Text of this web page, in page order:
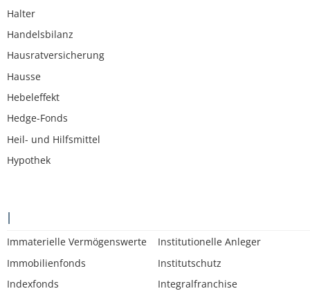
Halter
Handelsbilanz
Hausratversicherung
Hausse
Hebeleffekt
Hedge-Fonds
Heil- und Hilfsmittel
Hypothek
I
Immaterielle Vermögenswerte
Immobilienfonds
Indexfonds
Institutionelle Anleger
Institutschutz
Integralfranchise